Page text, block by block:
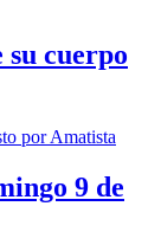
cuerpo
9 de